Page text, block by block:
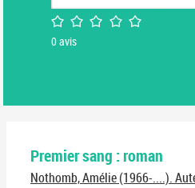
/5
0avis
Premier sang : roman
Nothomb, Amélie (1966-....).